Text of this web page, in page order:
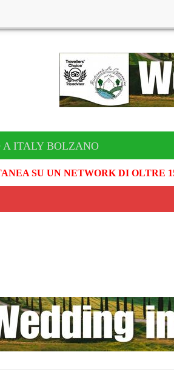
A ITALY BOLZANO
SU UN NETWORK DI OLTRE